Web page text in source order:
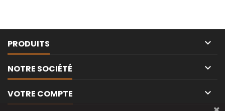
PRODUITS 
NOTRE SOCIÉTÉ 
VOTRE COMPTE 